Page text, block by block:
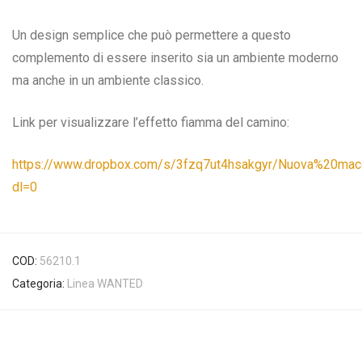
Un design semplice che può permettere a questo
complemento di essere inserito sia un ambiente moderno
ma anche in un ambiente classico.
Link per visualizzare l’effetto fiamma del camino:
https://www.dropbox.com/s/3fzq7ut4hsakgyr/
dl=0
COD: 56210.1
Categoria:
Linea WANTED